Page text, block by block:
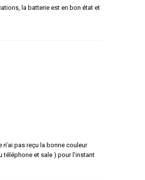
la batterie est en bon état et
pas reçu la bonne couleur
et sale ) pour l’instant